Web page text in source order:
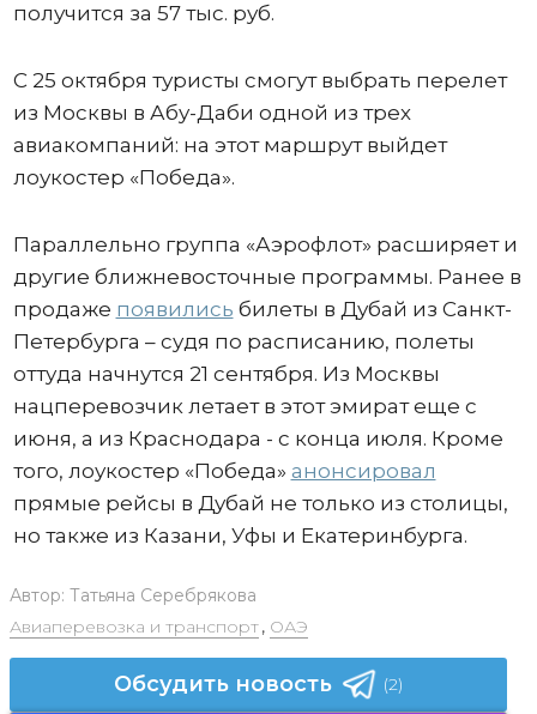
получится за 57 тыс. руб.
С 25 октября туристы смогут выбрать перелет
из Москвы в Абу-Даби одной из трех
авиакомпаний: на этот маршрут выйдет
лоукостер «Победа».
Параллельно группа «Аэрофлот» расширяет и
другие ближневосточные программы. Ранее в
продаже появились билеты в Дубай из Санкт-
Петербурга – судя по расписанию, полеты
оттуда начнутся 21 сентября. Из Москвы
нацперевозчик летает в этот эмират еще с
июня, а из Краснодара - с конца июля. Кроме
того, лоукостер «Победа» анонсировал
прямые рейсы в Дубай не только из столицы,
но также из Казани, Уфы и Екатеринбурга.
Автор: Татьяна Серебрякова
Авиаперевозка и транспорт, ОАЭ
Обсудить новость (2)